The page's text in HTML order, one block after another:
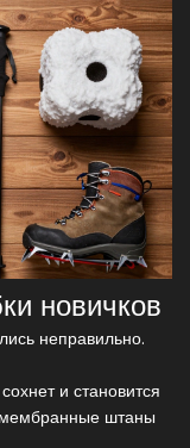
новичков
неправильно.
и становится
мембранные штаны